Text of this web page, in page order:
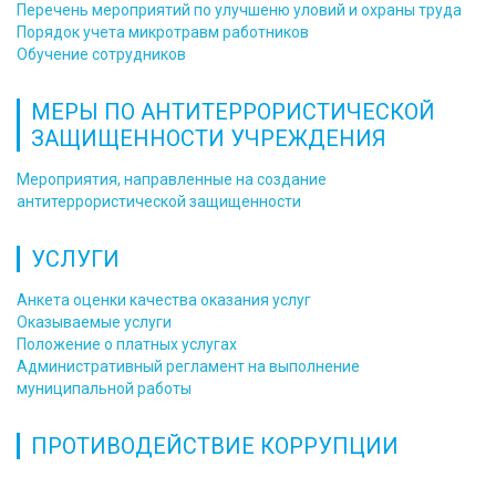
Перечень мероприятий по улучшеню уловий и охраны труда
Порядок учета микротравм работников
Обучение сотрудников
МЕРЫ ПО АНТИТЕРРОРИСТИЧЕСКОЙ
ЗАЩИЩЕННОСТИ УЧРЕЖДЕНИЯ
Мероприятия, направленные на создание
антитеррористической защищенности
УСЛУГИ
Анкета оценки качества оказания услуг
Оказываемые услуги
Положение о платных услугах
Административный регламент на выполнение
муниципальной работы
ПРОТИВОДЕЙСТВИЕ КОРРУПЦИИ